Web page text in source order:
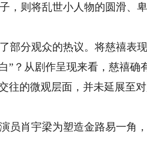
，则将乱世小人物的圆滑、
分观众的热议。将慈禧表
”？从剧作呈现来看，慈禧确
往的微观层面，并未延展至
肖宇梁为塑造金路易一角